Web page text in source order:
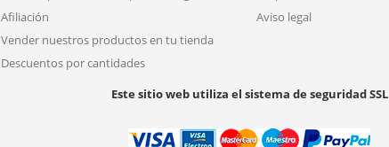
Afiliación
Vender nuestros productos en tu tienda
Descuentos por cantidades
Aviso legal
Este sitio web utiliza el sistema de seguridad SSL